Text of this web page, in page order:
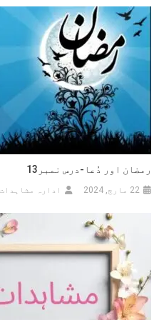
رمضان اور دُعا-درس نمبر13
22 مارچ, 2024 ادارہ مشاہدات